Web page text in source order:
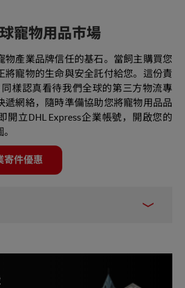
寵物用品市場
物產業品牌信任的基石。當飼主購買您
將寵物的生命與安全託付給您。這份責
同樣認真看待我們全球的第三方物流專
遞網絡，隨時準備協助您將寵物用品品
開立DHL Express企業帳號，開啟您的
寄件優惠
Feb 2026